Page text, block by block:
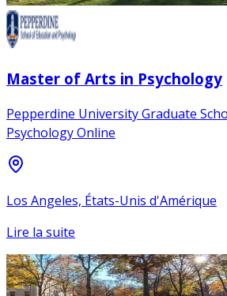
Master of Arts in Psychology
Pepperdine University Graduate
Psychology Online
Los Angeles, États-Unis d'Amérique
Lire la suite